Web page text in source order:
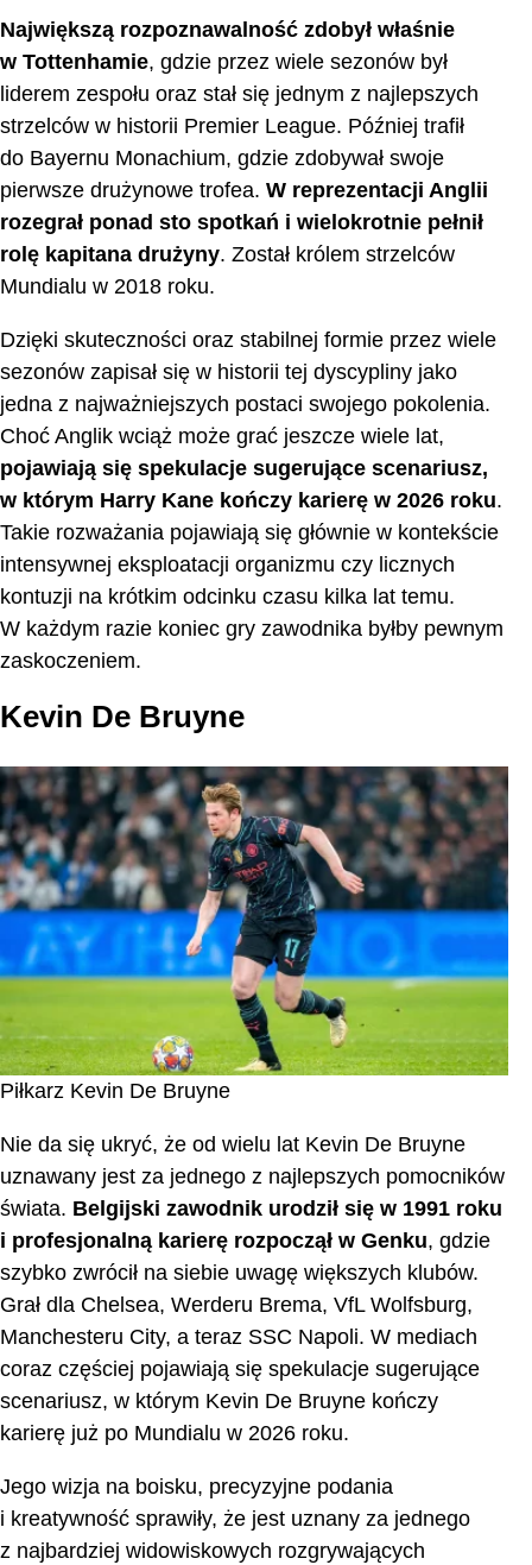
Największą rozpoznawalność zdobył właśnie
w Tottenhamie, gdzie przez wiele sezonów był
liderem zespołu oraz stał się jednym z najlepszych
strzelców w historii Premier League. Później trafił
do Bayernu Monachium, gdzie zdobywał swoje
pierwsze drużynowe trofea. W reprezentacji Anglii
rozegrał ponad sto spotkań i wielokrotnie pełnił
rolę kapitana drużyny. Został królem strzelców
Mundialu w 2018 roku.
Dzięki skuteczności oraz stabilnej formie przez wiele
sezonów zapisał się w historii tej dyscypliny jako
jedna z najważniejszych postaci swojego pokolenia.
Choć Anglik wciąż może grać jeszcze wiele lat,
pojawiają się spekulacje sugerujące scenariusz,
w którym Harry Kane kończy karierę w 2026 roku.
Takie rozważania pojawiają się głównie w kontekście
intensywnej eksploatacji organizmu czy licznych
kontuzji na krótkim odcinku czasu kilka lat temu.
W każdym razie koniec gry zawodnika byłby pewnym
zaskoczeniem.
Kevin De Bruyne
Piłkarz Kevin De Bruyne
Nie da się ukryć, że od wielu lat Kevin De Bruyne
uznawany jest za jednego z najlepszych pomocników
świata. Belgijski zawodnik urodził się w 1991 roku
i profesjonalną karierę rozpoczął w Genku, gdzie
szybko zwrócił na siebie uwagę większych klubów.
Grał dla Chelsea, Werderu Brema, VfL Wolfsburg,
Manchesteru City, a teraz SSC Napoli. W mediach
coraz częściej pojawiają się spekulacje sugerujące
scenariusz, w którym Kevin De Bruyne kończy
karierę już po Mundialu w 2026 roku.
Jego wizja na boisku, precyzyjne podania
i kreatywność sprawiły, że jest uznany za jednego
z najbardziej widowiskowych rozgrywających